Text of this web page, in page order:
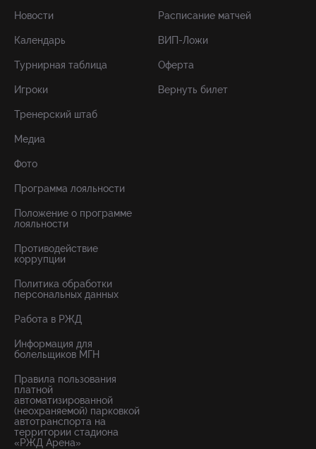
Новости
Календарь
Турнирная таблица
Игроки
Тренерский штаб
Медиа
Фото
Программа лояльности
Положение о программе
лояльности
Противодействие
коррупции
Политика обработки
персональных данных
Работа в РЖД
Информация для
болельщиков МГН
Правила пользования
платной
автоматизированной
(неохраняемой) парковкой
автотранспорта на
территории стадиона
«РЖД Арена»
Расписание матчей
ВИП-Ложи
Оферта
Вернуть билет